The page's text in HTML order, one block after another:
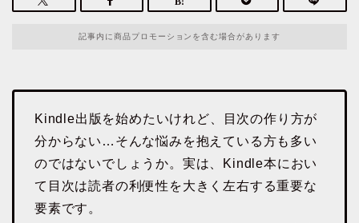
記事内に商品プロモーションを含む場合があります
Kindle出版を始めたいけれど、目次の作り方が
分からない…そんな悩みを抱えている方も多い
のではないでしょうか。実は、Kindle本におい
て目次は読者の利便性を大きく左右する重要な
要素です。